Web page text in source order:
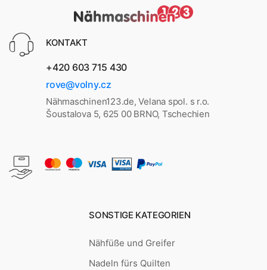
KONTAKT
+420 603 715 430
rove@volny.cz
Nähmaschinen123.de, Velana spol. s r.o.
Šoustalova 5, 625 00 BRNO, Tschechien
SONSTIGE KATEGORIEN
Nähfüße und Greifer
Nadeln fürs Quilten